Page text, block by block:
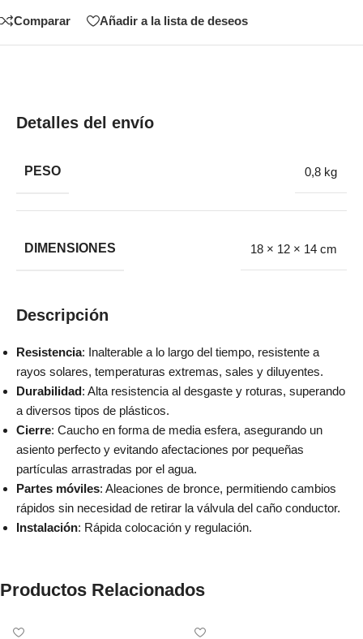
Comparar Añadir a la lista de deseos
Detalles del envío
PESO 0,8 kg
DIMENSIONES 18 × 12 × 14 cm
Descripción
Resistencia: Inalterable a lo largo del tiempo, resistente a
rayos solares, temperaturas extremas, sales y diluyentes.
Durabilidad: Alta resistencia al desgaste y roturas, superando
a diversos tipos de plásticos.
Cierre: Caucho en forma de media esfera, asegurando un
asiento perfecto y evitando afectaciones por pequeñas
partículas arrastradas por el agua.
Partes móviles: Aleaciones de bronce, permitiendo cambios
rápidos sin necesidad de retirar la válvula del caño conductor.
Instalación: Rápida colocación y regulación.
Productos Relacionados